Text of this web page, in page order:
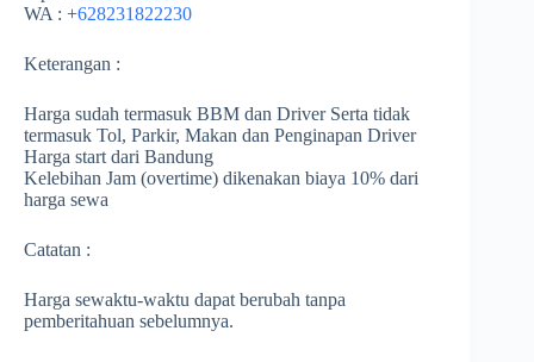
WA : +628231822230
Keterangan :
Harga sudah termasuk BBM dan Driver Serta tidak
termasuk Tol, Parkir, Makan dan Penginapan Driver
Harga start dari Bandung
Kelebihan Jam (overtime) dikenakan biaya 10% dari
harga sewa
Catatan :
Harga sewaktu-waktu dapat berubah tanpa
pemberitahuan sebelumnya.